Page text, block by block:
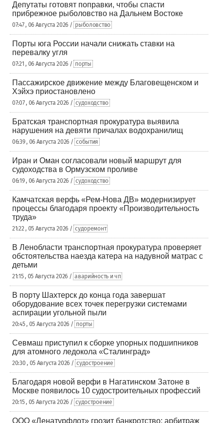
Депутаты готовят поправки, чтобы спасти
прибрежное рыболовство на Дальнем Востоке
07:47 , 06 Августа 2026 / рыболовство
Порты юга России начали снижать ставки на
перевалку угля
07:21 , 06 Августа 2026 / порты
Пассажирское движение между Благовещенском и
Хэйхэ приостановлено
07:07 , 06 Августа 2026 / судоходство
Братская транспортная прокуратура выявила
нарушения на девяти причалах водохранилищ
06:39 , 06 Августа 2026 / события
Иран и Оман согласовали новый маршрут для
судоходства в Ормузском проливе
06:19 , 06 Августа 2026 / судоходство
Камчатская верфь «Рем-Нова ДВ» модернизирует
процессы благодаря проекту «Производительность
труда»
21:22 , 05 Августа 2026 / судоремонт
В Ленобласти транспортная прокуратура проверяет
обстоятельства наезда катера на надувной матрас с
детьми
21:15 , 05 Августа 2026 / аварийность и чп
В порту Шахтерск до конца года завершат
оборудование всех точек перегрузки системами
аспирации угольной пыли
20:45 , 05 Августа 2026 / порты
Севмаш приступил к сборке упорных подшипников
для атомного ледокола «Сталинград»
20:30 , 05 Августа 2026 / судостроение
Благодаря новой верфи в Нагатинском Затоне в
Москве появилось 10 судостроительных профессий
20:15 , 05 Августа 2026 / судостроение
ООО «Ленатурфлот» грозит банкротство: арбитраж